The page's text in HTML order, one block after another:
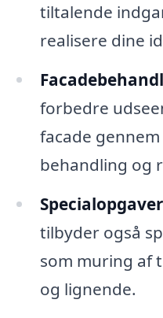
tiltalende
realisere dine
forbedre
facade
behandling og
tilbyder også
som muring af
og lignende.